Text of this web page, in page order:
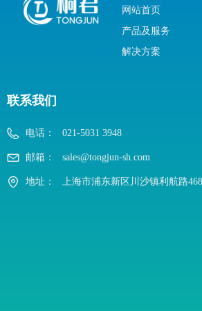
网站首页
产品及服务
解决方案
联系我们
电话： 021-5031 3948
邮箱： sales@tongjun-sh.com
地址： 上海市浦东新区川沙镇利航路